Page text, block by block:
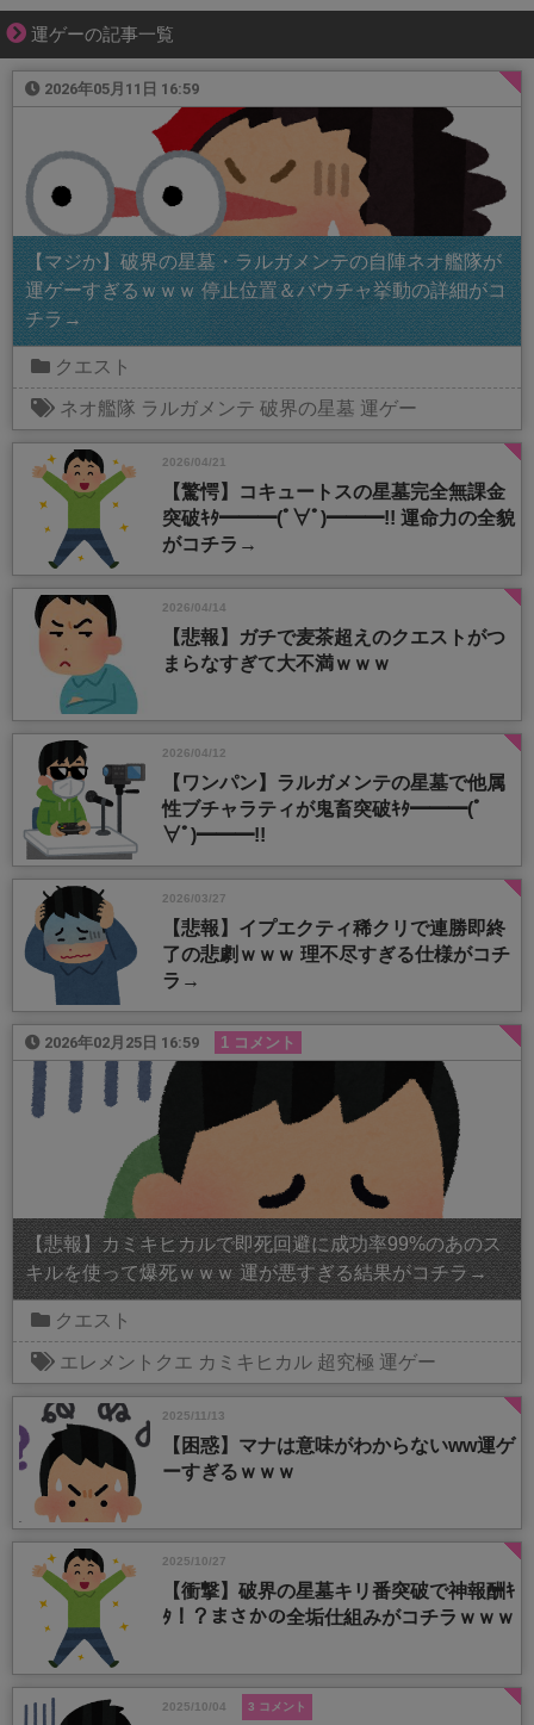
運ゲーの記事一覧
2026年05月11日 16:59
【マジか】破界の星墓・ラルガメンテの自陣ネオ艦隊が
運ゲーすぎるｗｗｗ 停止位置＆バウチャ挙動の詳細がコ
チラ→
クエスト
ネオ艦隊 ラルガメンテ 破界の星墓 運ゲー
2026/04/21
【驚愕】コキュートスの星墓完全無課金
突破ｷﾀ━━━(ﾟ∀ﾟ)━━━!! 運命力の全貌
がコチラ→
2026/04/14
【悲報】ガチで麦茶超えのクエストがつ
まらなすぎて大不満ｗｗｗ
2026/04/12
【ワンパン】ラルガメンテの星墓で他属
性ブチャラティが鬼畜突破ｷﾀ━━━(ﾟ
∀ﾟ)━━━!!
2026/03/27
【悲報】イプエクティ稀クリで連勝即終
了の悲劇ｗｗｗ 理不尽すぎる仕様がコチ
ラ→
2026年02月25日 16:59 1 コメント
【悲報】カミキヒカルで即死回避に成功率99%のあのス
キルを使って爆死ｗｗｗ 運が悪すぎる結果がコチラ→
クエスト
エレメントクエ カミキヒカル 超究極 運ゲー
2025/11/13
【困惑】マナは意味がわからないww運ゲ
ーすぎるｗｗｗ
2025/10/27
【衝撃】破界の星墓キリ番突破で神報酬ｷ
ﾀ！？まさかの全垢仕組みがコチラｗｗｗ
2025/10/04 3 コメント